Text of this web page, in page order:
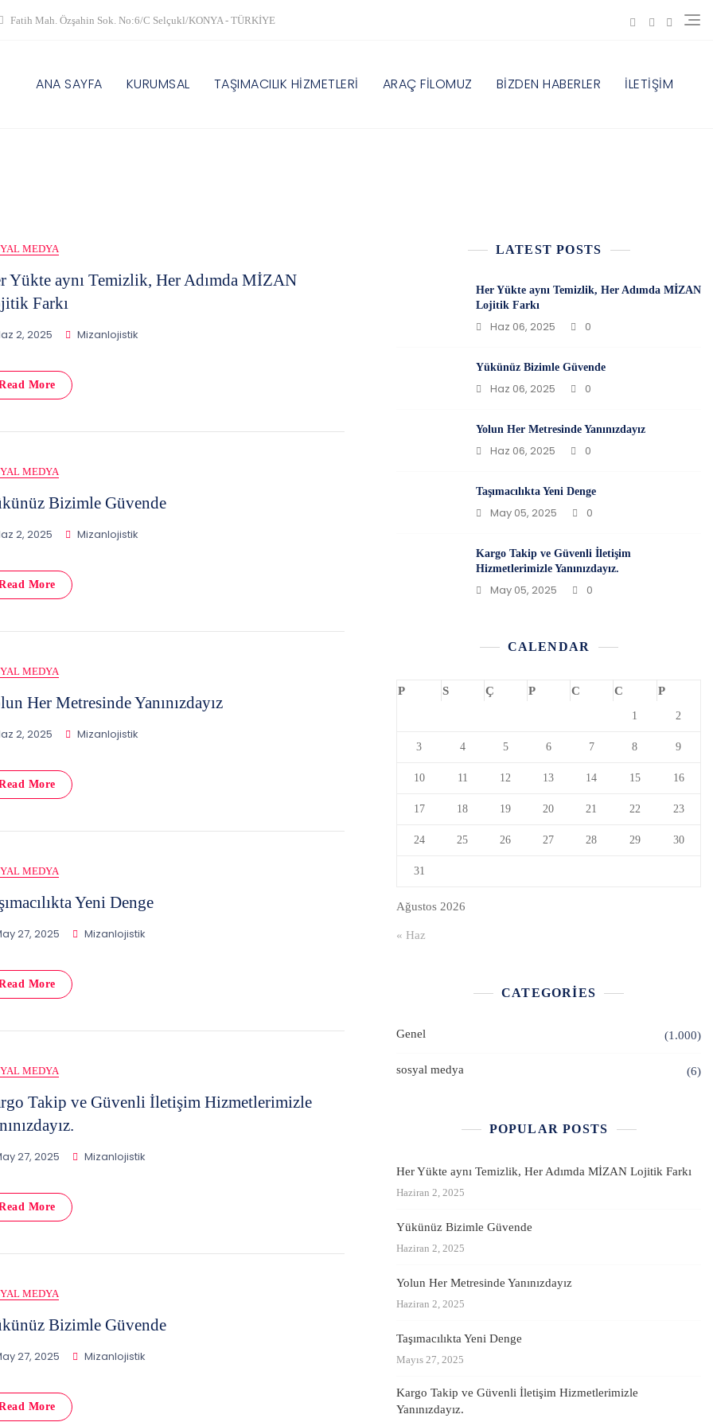
Fatih Mah. Özşahin Sok. No:6/C Selçukl/KONYA - TÜRKİYE
ANA SAYFA KURUMSAL TAŞIMACILIK HİZMETLERİ ARAÇ FİLOMUZ BİZDEN HABERLER İLETİŞİM
MEDYA
Yükte aynı Temizlik, Her Adımda MİZAN
Farkı
2, 2025 Mizanlojistik
More
MEDYA
Bizimle Güvende
2, 2025 Mizanlojistik
More
MEDYA
Her Metresinde Yanınızdayız
2, 2025 Mizanlojistik
More
MEDYA
Yeni Denge
27, 2025 Mizanlojistik
More
MEDYA
Takip ve Güvenli İletişim Hizmetlerimizle
27, 2025 Mizanlojistik
More
MEDYA
Bizimle Güvende
27, 2025 Mizanlojistik
More
LATEST POSTS
Her Yükte aynı Temizlik, Her Adımda MİZAN
Lojitik Farkı
Haz 06, 2025 0
Yükünüz Bizimle Güvende
Haz 06, 2025 0
Yolun Her Metresinde Yanınızdayız
Haz 06, 2025 0
Taşımacılıkta Yeni Denge
May 05, 2025 0
Kargo Takip ve Güvenli İletişim
Hizmetlerimizle Yanınızdayız.
May 05, 2025 0
CALENDAR
Ağustos 2026
P S Ç P C C P
1 2
3 4 5 6 7 8 9
10 11 12 13 14 15 16
17 18 19 20 21 22 23
24 25 26 27 28 29 30
31
« Haz
CATEGORIES
Genel (1.000)
sosyal medya (6)
POPULAR POSTS
Her Yükte aynı Temizlik, Her Adımda MİZAN Lojitik Farkı
Haziran 2, 2025
Yükünüz Bizimle Güvende
Haziran 2, 2025
Yolun Her Metresinde Yanınızdayız
Haziran 2, 2025
Taşımacılıkta Yeni Denge
Mayıs 27, 2025
Kargo Takip ve Güvenli İletişim Hizmetlerimizle
Yanınızdayız.